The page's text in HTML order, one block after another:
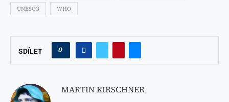
UNESCO WHO
SDÍLET 0
MARTIN KIRSCHNER